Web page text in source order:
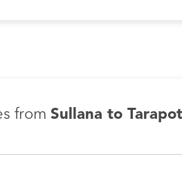
from Sullana to